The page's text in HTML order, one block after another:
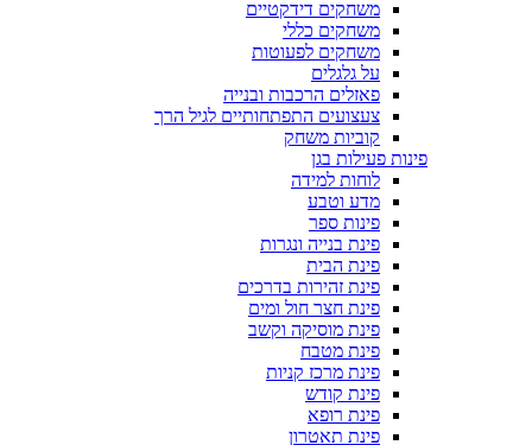
משחקים דידקטיים
משחקים כללי
משחקים לפעוטות
על גלגלים
פאזלים הרכבות ובנייה
צעצועים התפתחותיים לגיל הרך
קוביות משחק
פינות פעילות בגן
לוחות למידה
מדע וטבע
פינות ספר
פינת בנייה ונגרות
פינת הבית
פינת זהירות בדרכים
פינת חצר חול ומים
פינת מוסיקה וקשב
פינת מטבח
פינת מרכז קניות
פינת קודש
פינת רופא
פינת תאטרון